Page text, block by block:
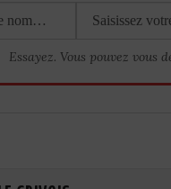
Essayez. Vous pouvez vous